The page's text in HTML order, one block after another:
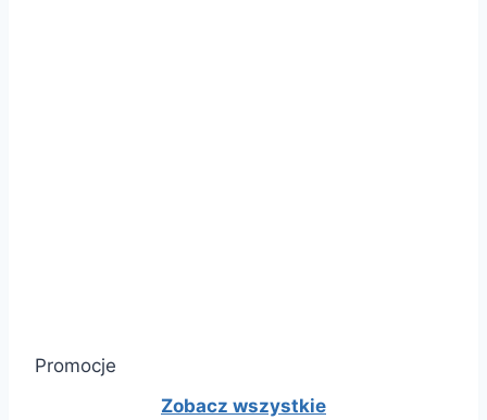
Promocje
Zobacz wszystkie